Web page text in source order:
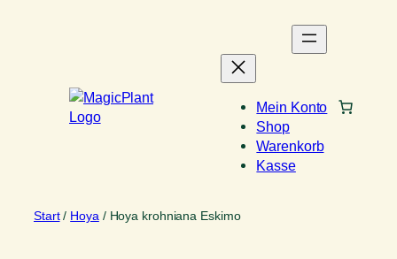
Mein Konto
Shop
Warenkorb
Kasse
Start/ Hoya / Hoya krohniana Eskimo